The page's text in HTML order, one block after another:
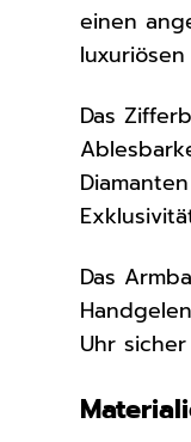
einen
luxuriösen
Das
Das
Uhr